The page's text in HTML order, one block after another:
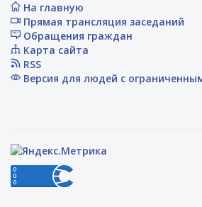
На главную
Прямая трансляция заседаний
Обращения граждан
Карта сайта
RSS
Версия для людей с